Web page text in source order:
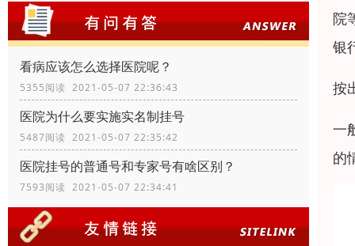
看病应该怎么选择医院呢？
5355阅读 2021-05-07 22:36:43
医院为什么要实施实名制挂号
5487阅读 2021-05-07 22:35:42
医院挂号的普通号和专家号有啥区别？
7593阅读 2021-05-07 22:34:41
院
银
按
一
的